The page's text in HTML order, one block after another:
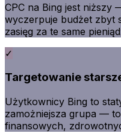
CPC na Bing jest niższy
wyczerpuje budżet zbyt
zasięg za te same
✓
Targetowanie
Użytkownicy Bing to
zamożniejsza grupa —
finansowych,